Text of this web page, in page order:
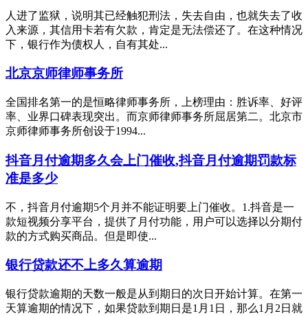
人进了监狱，说明其已经触犯刑法，失去自由，也就失去了收
入来源，其信用卡若有欠款，肯定是无法偿还了。在这种情况
下，银行作为债权人，自有其处...
北京京师律师事务所
全国排名第一的是恒略律师事务所，上榜理由：胜诉率、好评
率、业界口碑表现突出。而京师律师事务所屈居第二。北京市
京师律师事务所创设于1994...
抖音月付逾期多久会上门催收,抖音月付逾期罚款标
准是多少
不，抖音月付逾期5个月并不能证明要上门催收。1.抖音是一
款短视频分享平台，提供了月付功能，用户可以选择以分期付
款的方式购买商品。但是即使...
银行贷款还不上多久算逾期
银行贷款逾期的天数一般是从到期日的次日开始计算。在第一
天算逾期的情况下，如果贷款到期日是1月1日，那么1月2日就